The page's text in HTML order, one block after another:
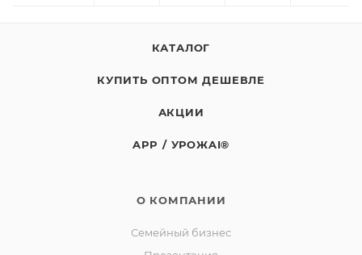
КАТАЛОГ
КУПИТЬ ОПТОМ ДЕШЕВЛЕ
АКЦИИ
APP / УРОЖAI®
О КОМПАНИИ
Семейный бизнес